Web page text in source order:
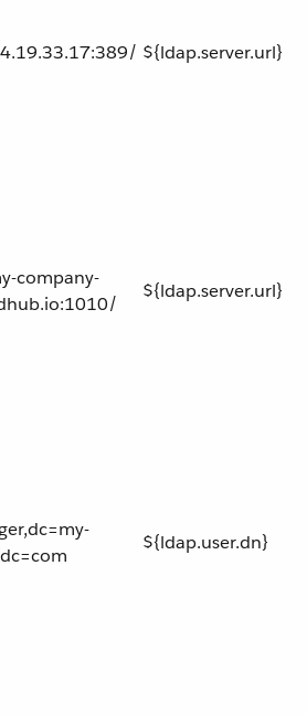
${ldap.server.url}
company-
${ldap.server.url}
${ldap.user.dn}